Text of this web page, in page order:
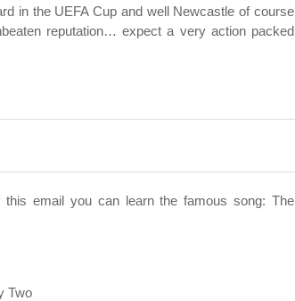
in the UEFA Cup and well Newcastle of course
reputation… expect a very action packed
email you can learn the famous song: The
Two